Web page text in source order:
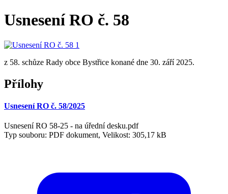
Usnesení RO č. 58
z 58. schůze Rady obce Bystřice konané dne 30. září 2025.
Přílohy
Usnesení RO č. 58/2025
Usnesení RO 58-25 - na úřední desku.pdf
Typ souboru: PDF dokument, Velikost: 305,17 kB